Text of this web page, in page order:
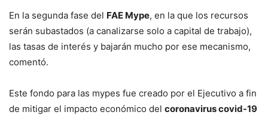
En la segunda fase del FAE Mype, en la que los recursos
serán subastados (a canalizarse solo a capital de trabajo),
las tasas de interés y bajarán mucho por ese mecanismo,
comentó.
Este fondo para las mypes fue creado por el Ejecutivo a fin
de mitigar el impacto económico del coronavirus covid-19